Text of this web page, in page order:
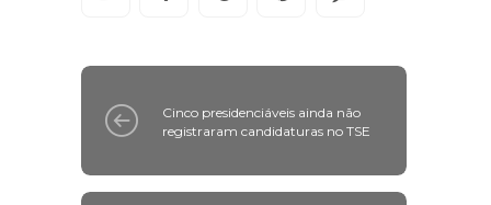
Cinco presidenciáveis ainda não
registraram candidaturas no TSE